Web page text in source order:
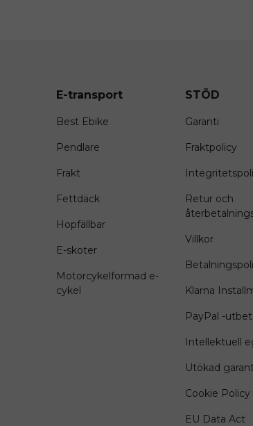
E-transport
Best Ebike
Pendlare
Frakt
Fettdäck
Hopfällbar
E-skoter
Motorcykelformad e-
cykel
STÖD
Garanti
Fraktpolicy
Retur och
Villkor
Klarna
PayPal -
Intellektuell
Utökad
Cookie Policy
EU Data Act